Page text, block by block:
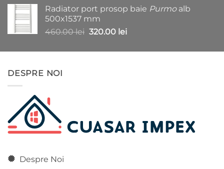
a
fost:
2,200.00 lei.
este:
Radiator port prosop baie Purmoalb
500x1537 mm
460.00lei Prețul
a
320.00 leiPrețul
este:
DESPRE NOI
Despre Noi